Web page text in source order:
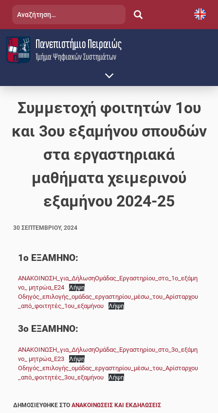
content
Τμήμα Ψηφιακών Συστημάτων
Πανεπιστήμιο Πειραιώς
Αναζήτηση
Συμμετοχή φοιτητών 1ου
και 3ου εξαμήνου σπουδών
στα εργαστηριακά
μαθήματα χειμερινού
εξαμήνου 2024-25
30 ΣΕΠΤΕΜΒΡΊΟΥ, 2024
1ο ΕΞΑΜΗΝΟ:
ΑΝΑΚΟΙΝΩΣΗ_για_ΔήλωσηΟμάδας_Εργαστηρίου_στο_1ο_εξάμη
νο_ μητρώα_Ε24
Λήψη
Οδηγός_επιλογής_ομάδας_εργαστηρίου_μέσω_του_Αρίσταρχου
_από_φοιτητές_1ου_εξαμήνου
Λήψη
3ο ΕΞΑΜΗΝΟ:
ΑΝΑΚΟΙΝΩΣΗ_για_ΔήλωσηΟμάδας_Εργαστηρίου_στο_3ο_εξάμη
νο_ μητρώα_Ε23
Λήψη
Οδηγός_επιλογής_ομάδας_εργαστηρίου_μέσω_του_Αρίσταρχου
_από_φοιτητές_3ου_εξαμήνου
Λήψη
ΔΗΜΟΣΙΕΎΘΗΚΕ ΣΤΟΑΝΑΚΟΙΝΏΣΕΙΣ ΚΑΙ ΕΚΔΗΛΏΣΕΙΣ